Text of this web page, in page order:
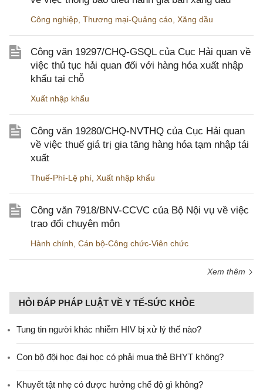
Công nghiệp Thương mại-Quảng cáo Xăng dầu
Công văn 19297/CHQ-GSQL của Cục Hải quan về
việc thủ tục hải quan đối với hàng hóa xuất nhập
khẩu tại chỗ
Xuất nhập khẩu
Công văn 19280/CHQ-NVTHQ của Cục Hải quan
về việc thuế giá trị gia tăng hàng hóa tạm nhập tái
xuất
Thuế-Phí-Lệ phí Xuất nhập khẩu
Công văn 7918/BNV-CCVC của Bộ Nội vụ về việc
trao đổi chuyên môn
Hành chính Cán bộ-Công chức-Viên chức
Xem thêm
HỎI ĐÁP PHÁP LUẬT VỀ Y TẾ-SỨC KHỎE
Tung tin người khác nhiễm HIV bị xử lý thế nào?
Con bộ đội học đại học có phải mua thẻ BHYT không?
Khuyết tật nhẹ có được hưởng chế độ gì không?